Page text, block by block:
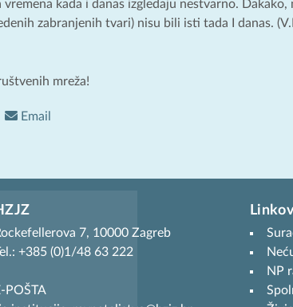
kada i danas izgledaju nestvarno. Dakako,
zabranjenih tvari) nisu bili isti tada I danas.
mreža!
Email
7, 10000 Zagreb
+385 (0)1/48 63 222
POŠTA
NP